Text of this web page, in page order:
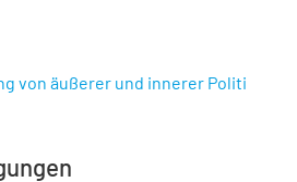
von äußerer und innerer Politi